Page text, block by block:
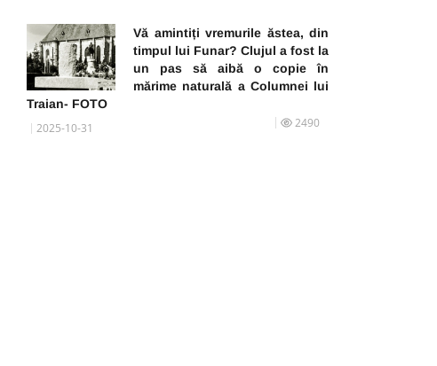
Vă amintiți vremurile ăstea, din
timpul lui Funar? Clujul a fost la
un pas să aibă o copie în
mărime naturală a Columnei lui
Traian- FOTO
2025-10-31 2490